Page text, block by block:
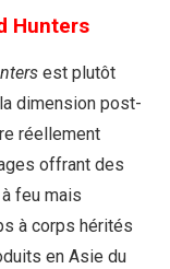
Hunters
est plutôt
dimension post-
réellement
offrant des
feu mais
à corps hérités
en Asie du